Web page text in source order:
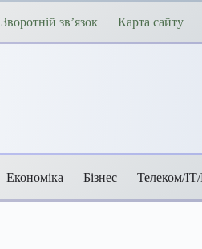
Зворотній зв’язок Карта сайту
Економіка Бізнес Телеком/